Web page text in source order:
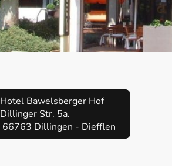
Hotel Bawelsberger Hof
Dillinger Str. 5a.
66763 Dillingen - Diefflen